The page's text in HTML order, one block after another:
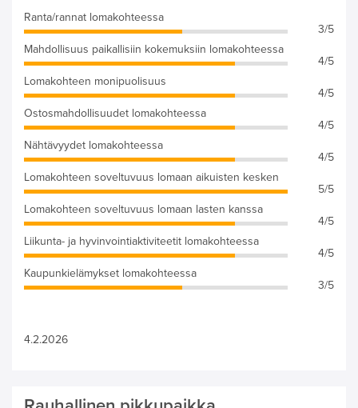
Ranta/rannat lomakohteessa
3/5
Mahdollisuus paikallisiin kokemuksiin lomakohteessa
4/5
Lomakohteen monipuolisuus
4/5
Ostosmahdollisuudet lomakohteessa
4/5
Nähtävyydet lomakohteessa
4/5
Lomakohteen soveltuvuus lomaan aikuisten kesken
5/5
Lomakohteen soveltuvuus lomaan lasten kanssa
4/5
Liikunta- ja hyvinvointiaktiviteetit lomakohteessa
4/5
Kaupunkielämykset lomakohteessa
3/5
4.2.2026